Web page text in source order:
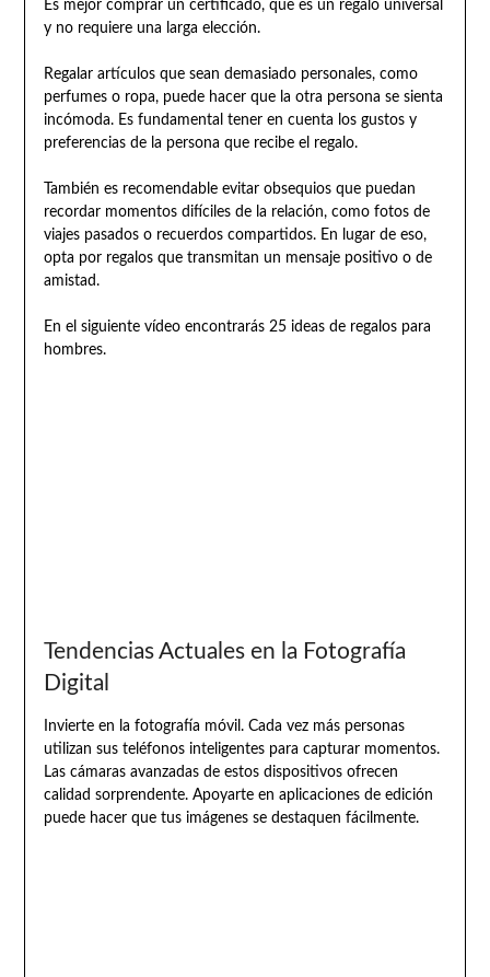
Es mejor comprar un certificado, que es un regalo universal
y no requiere una larga elección.
Regalar artículos que sean demasiado personales, como
perfumes o ropa, puede hacer que la otra persona se sienta
incómoda. Es fundamental tener en cuenta los gustos y
preferencias de la persona que recibe el regalo.
También es recomendable evitar obsequios que puedan
recordar momentos difíciles de la relación, como fotos de
viajes pasados o recuerdos compartidos. En lugar de eso,
opta por regalos que transmitan un mensaje positivo o de
amistad.
En el siguiente vídeo encontrarás 25 ideas de regalos para
hombres.
Tendencias Actuales en la Fotografía
Digital
Invierte en la fotografía móvil. Cada vez más personas
utilizan sus teléfonos inteligentes para capturar momentos.
Las cámaras avanzadas de estos dispositivos ofrecen
calidad sorprendente. Apoyarte en aplicaciones de edición
puede hacer que tus imágenes se destaquen fácilmente.